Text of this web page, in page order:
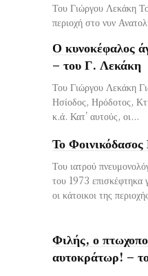
Του Γιώργου Λεκάκη
περιοχή στο νυν
Ο κυνοκέφαλος
– του Γ. Λεκάκη
Του Γιώργου Λεκάκη
Ησίοδος, Ηρόδοτος,
κ.ά. Κατ’ αυτούς, οι...
Το
Του ιατρού
του 1973 επισκέφτηκα
οι κάτοικοι της
Φιλής, ο
αυτοκράτωρ! –